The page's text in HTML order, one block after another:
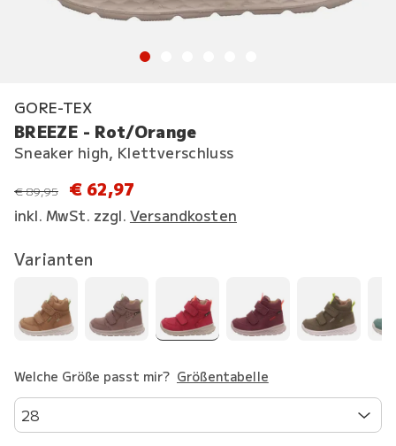
GORE-TEX
BREEZE - Rot/Orange
Sneaker high, Klettverschluss
statt
€ 89,95 € 62,97
inkl. MwSt. zzgl. Versandkosten
Varianten
Welche Größe passt mir? Größentabelle
28